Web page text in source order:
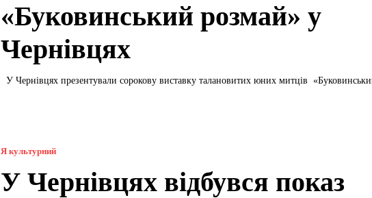
«Буковинський розмай» у
Чернівцях
У Чернівцях презентували сорокову виставку талановитих юних митців
Я культурний
У Чернівцях відбувся показ